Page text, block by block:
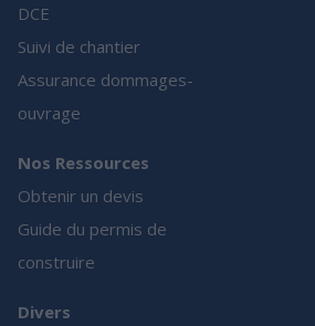
DCE
Suivi de chantier
Assurance dommages-
ouvrage
Nos Ressources
Obtenir un devis
Guide du permis de
construire
Divers